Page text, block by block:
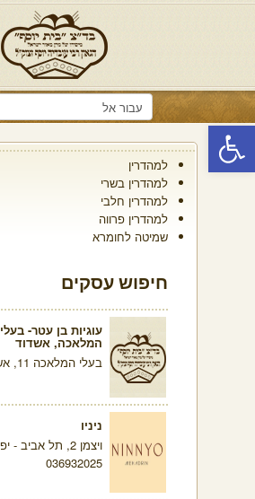
פתח סרגל נגישות
למהדרין
למהדרין בשרי
למהדרין חלבי
למהדרין פרווה
שמיטה לחומרא
חיפוש עסקים
עוגיות בן עטר- בעלי
המלאכה, אשדוד
בעלי המלאכה 11, אשדוד
ניניו
ויצמן 2, תל אביב - יפו
036932025